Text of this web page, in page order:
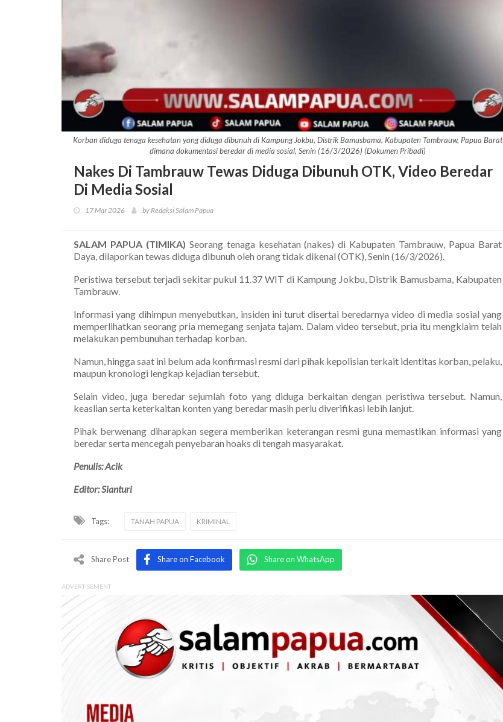
Korban diduga tenaga kesehatan yang diduga dibunuh di Kampung Jokbu, Distrik Bamusbama, Kabupaten Tambrauw, Papua Barat
dimana dokumentasi beredar di media sosial, Senin (16/3/2026) (Dokumen Pribadi)
Nakes Di Tambrauw Tewas Diduga Dibunuh OTK, Video Beredar
Di Media Sosial
17 Mar 2026 by Redaksi Salam Papua
SALAM PAPUA (TIMIKA) Seorang tenaga kesehatan (nakes) di Kabupaten Tambrauw, Papua Barat
Daya, dilaporkan tewas diduga dibunuh oleh orang tidak dikenal (OTK), Senin (16/3/2026).
Peristiwa tersebut terjadi sekitar pukul 11.37 WIT di Kampung Jokbu, Distrik Bamusbama, Kabupaten
Tambrauw.
Informasi yang dihimpun menyebutkan, insiden ini turut disertai beredarnya video di media sosial yang
memperlihatkan seorang pria memegang senjata tajam. Dalam video tersebut, pria itu mengklaim telah
melakukan pembunuhan terhadap korban.
Namun, hingga saat ini belum ada konfirmasi resmi dari pihak kepolisian terkait identitas korban, pelaku,
maupun kronologi lengkap kejadian tersebut.
Selain video, juga beredar sejumlah foto yang diduga berkaitan dengan peristiwa tersebut. Namun,
keaslian serta keterkaitan konten yang beredar masih perlu diverifikasi lebih lanjut.
Pihak berwenang diharapkan segera memberikan keterangan resmi guna memastikan informasi yang
beredar serta mencegah penyebaran hoaks di tengah masyarakat.
Penulis: Acik
Editor: Sianturi
Tags: TANAH PAPUA KRIMINAL
Share Post Share on Facebook Share on WhatsApp
ADVERTISEMENT